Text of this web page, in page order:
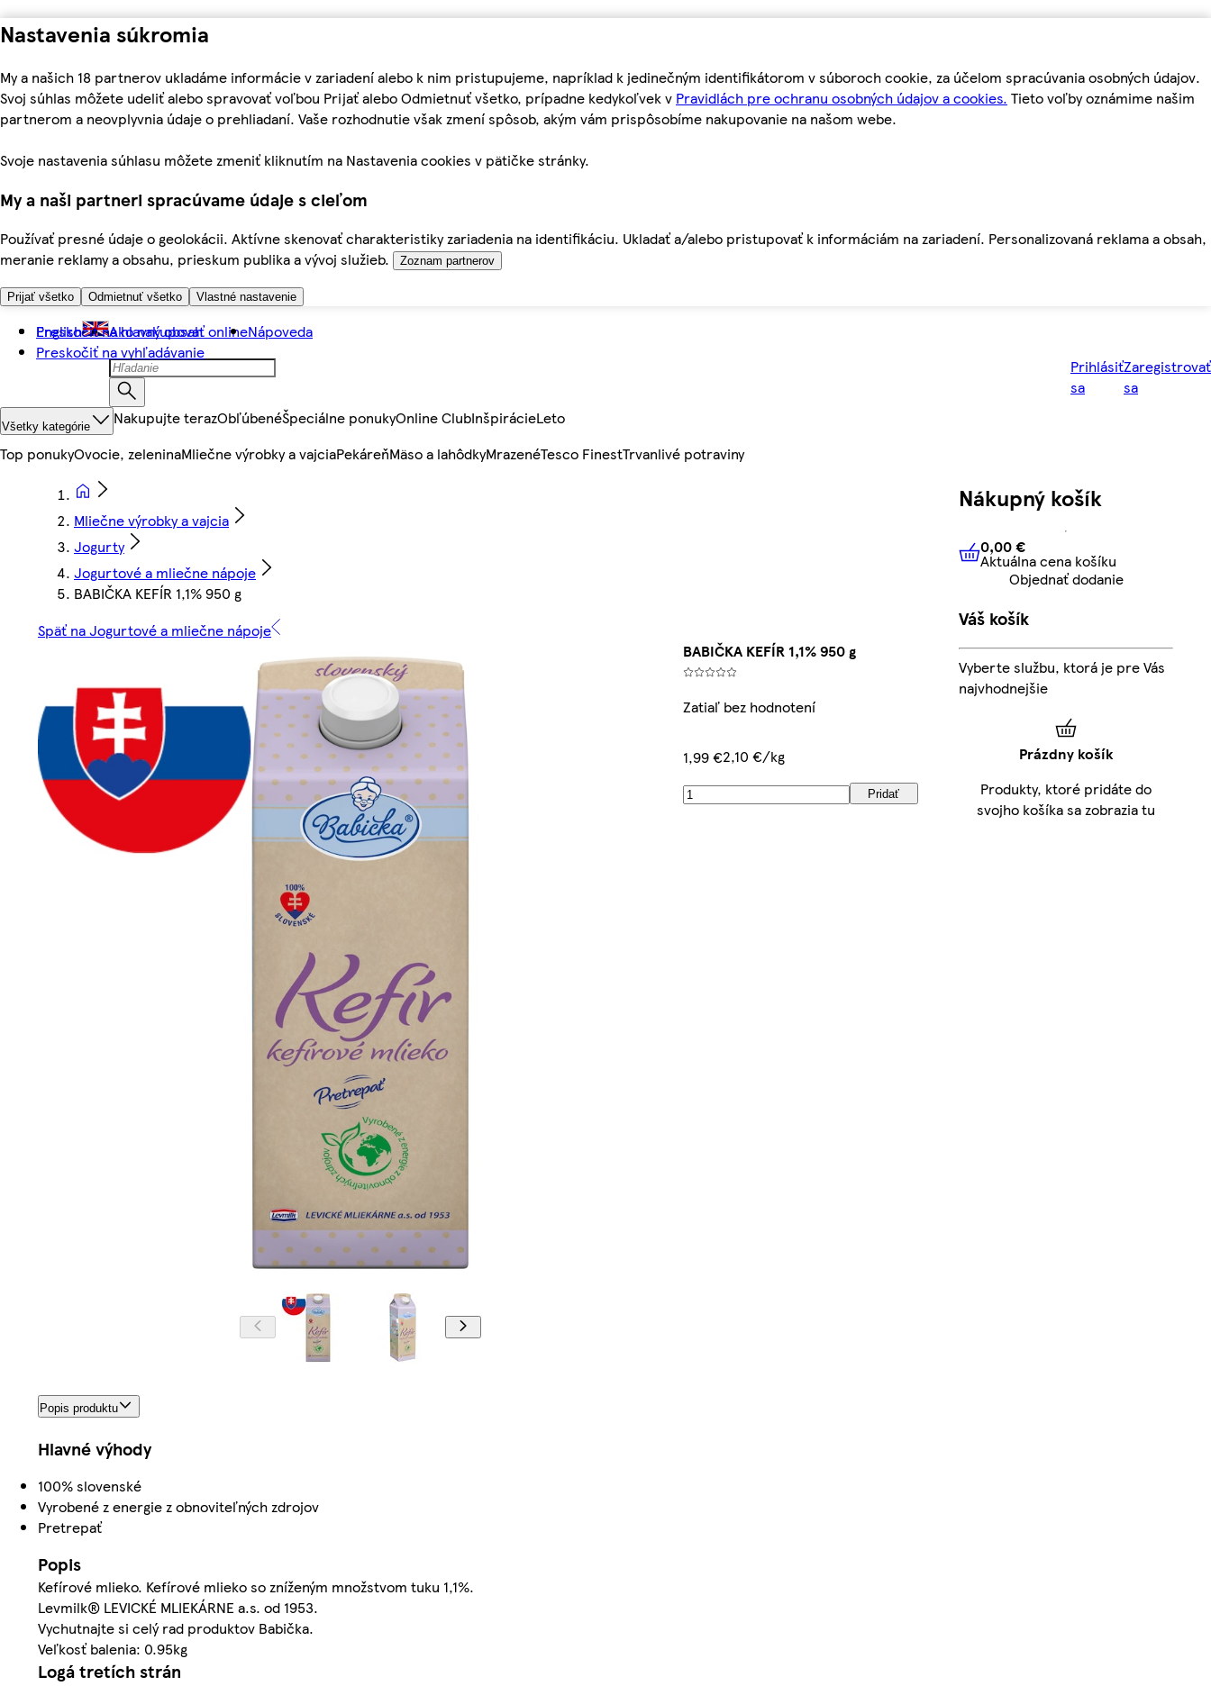
Nastavenia súkromia
My a našich 18 partnerov ukladáme informácie v zariadení alebo k nim pristupujeme, napríklad k jedinečným identifikátorom v súboroch cookie, za účelom spracúvania osobných údajov.
Svoj súhlas môžete udeliť alebo spravovať voľbou Prijať alebo Odmietnuť všetko, prípadne kedykoľvek v Pravidlách pre ochranu osobných údajov a cookies. Tieto voľby oznámime našim
partnerom a neovplyvnia údaje o prehliadaní. Vaše rozhodnutie však zmení spôsob, akým vám prispôsobíme nakupovanie na našom webe.
Svoje nastavenia súhlasu môžete zmeniť kliknutím na Nastavenia cookies v pätičke stránky.
My a naši partneri spracúvame údaje s cieľom
Používať presné údaje o geolokácii. Aktívne skenovať charakteristiky zariadenia na identifikáciu. Ukladať a/alebo pristupovať k informáciám na zariadení. Personalizovaná reklama a obsah,
meranie reklamy a obsahu, prieskum publika a vývoj služieb.
Zoznam partnerov
Prijať všetko Odmietnuť všetko Vlastné nastavenie
Preskočiť na hlavný obsah
Preskočiť na vyhľadávanie
English Ako nakupovať onlineNápoveda
Prihlásiť
sa
Zaregistrovať
sa
Všetky kategórie Nakupujte terazObľúbenéŠpeciálne ponukyOnline ClubInšpirácieLeto
Top ponukyOvocie, zeleninaMliečne výrobky a vajciaPekáreňMäso a lahôdkyMrazenéTesco FinestTrvanlivé potraviny
Mliečne výrobky a vajcia
Jogurty
Jogurtové a mliečne nápoje
BABIČKA KEFÍR 1,1% 950 g
Späť na Jogurtové a mliečne nápoje
BABIČKA KEFÍR 1,1% 950 g
Zatiaľ bez hodnotení
1,99 €2,10 €/kg
Pridať
Popis produktu
Hlavné výhody
100% slovenské
Vyrobené z energie z obnoviteľných zdrojov
Pretrepať
Popis
Kefírové mlieko. Kefírové mlieko so zníženým množstvom tuku 1,1%.
Levmilk® LEVICKÉ MLIEKÁRNE a.s. od 1953.
Vychutnajte si celý rad produktov Babička.
Veľkosť balenia: 0.95kg
Logá tretích strán
Nákupný košík
0,00 € Aktuálna cena košíku
0,00 €
Aktuálna cena košíku
Objednať dodanie
Váš košík
Vyberte službu, ktorá je pre Vás
najvhodnejšie
Prázdny košík
Produkty, ktoré pridáte do
svojho košíka sa zobrazia tu